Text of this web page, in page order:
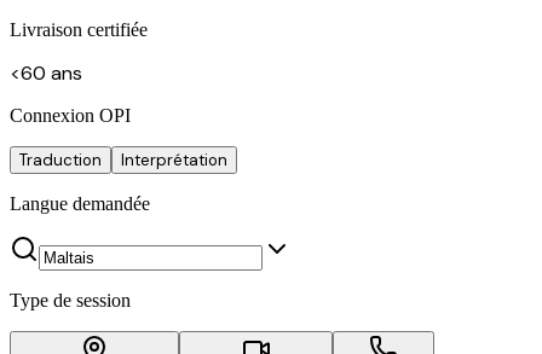
Livraison certifiée
<60 ans
Connexion OPI
Traduction Interprétation
Langue demandée
Type de session